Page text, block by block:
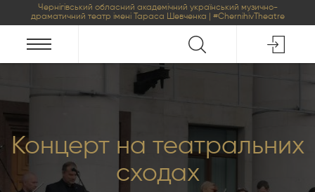
Чернігівський обласний академічний український музично-
драматичний театр імені Тараса Шевченка | #ChernihivTheatre
Концерт на театральних
сходах